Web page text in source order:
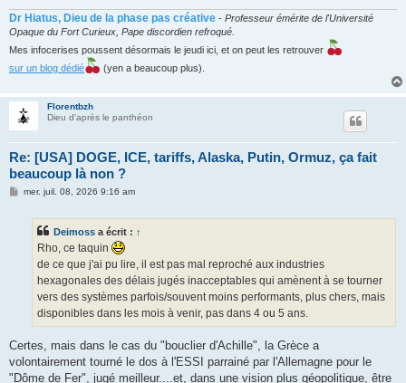
Dr Hiatus, Dieu de la phase pas créative - Professeur émérite de l'Université
Opaque du Fort Curieux, Pape discordien refroqué.
Mes infocerises poussent désormais le jeudi ici, et on peut les retrouver
sur un blog dédié
(yen a beaucoup plus).
Florentbzh
Dieu d'après le panthéon
Re: [USA] DOGE, ICE, tariffs, Alaska, Putin, Ormuz, ça fait
beaucoup là non ?
Mmer. juil. 08, 2026 9:16 am
Deimoss a écrit : ↑
Rho, ce taquin
de ce que j'ai pu lire, il est pas mal reproché aux industries
hexagonales des délais jugés inacceptables qui amènent à se tourner
vers des systèmes parfois/souvent moins performants, plus chers, mais
disponibles dans les mois à venir, pas dans 4 ou 5 ans.
Certes, mais dans le cas du "bouclier d'Achille", la Grèce a
volontairement tourné le dos à l'ESSI parrainé par l'Allemagne pour le
"Dôme de Fer", jugé meilleur....et, dans une vision plus géopolitique, être